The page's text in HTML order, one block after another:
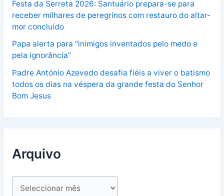
Festa da Serreta 2026: Santuário prepara-se para
receber milhares de peregrinos com restauro do altar-
mor concluído
Papa alerta para “inimigos inventados pelo medo e
pela ignorância”
Padre António Azevedo desafia fiéis a viver o batismo
todos os dias na véspera da grande festa do Senhor
Bom Jesus
Arquivo